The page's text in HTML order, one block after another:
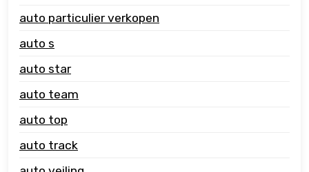
auto particulier verkopen
auto s
auto star
auto team
auto top
auto track